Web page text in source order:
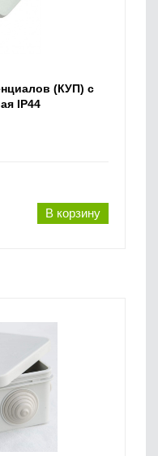
(КУП) с
IP44
В корзину